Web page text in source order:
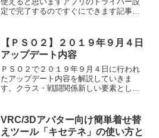
定で完了するのですぐにできます記事作
出来ないので作業ができません解決策...
【ＰＳＯ２】２０１９年９月４日
アップデート内容
ＰＳＯ２で２０１９年９月４日に行われ
たアップデート内容を解説していきま
す。クラス・戦闘関係新しい要素として
のみ使用可能です。使うためにはクライ
アントオーダーをクリアする...
VRC/3Dアバター向け簡単着せ替
えツール「キセテネ」の使い方と